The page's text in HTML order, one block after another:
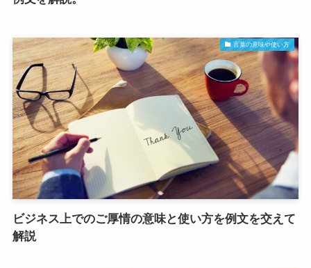
言葉の意味や使い方
ビジネス上でのご厚情の意味と使い方を例文を交えて
解説